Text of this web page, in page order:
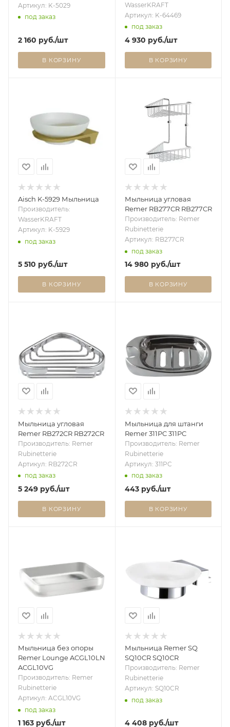
Артикул: K-5029
под заказ
2 160 руб./шт
В КОРЗИНУ
WasserKRAFT
Артикул: K-64469
под заказ
4 930 руб./шт
В КОРЗИНУ
Aisch K-5929 Мыльница
Производитель:
WasserKRAFT
Артикул: K-5929
под заказ
5 510 руб./шт
В КОРЗИНУ
Мыльница угловая
Remer RB277CR RB277CR
Производитель: Remer
Rubinetterie
Артикул: RB277CR
под заказ
14 980 руб./шт
В КОРЗИНУ
Мыльница угловая
Remer RB272CR RB272CR
Производитель: Remer
Rubinetterie
Артикул: RB272CR
под заказ
5 249 руб./шт
В КОРЗИНУ
Мыльница для штанги
Remer 311PC 311PC
Производитель: Remer
Rubinetterie
Артикул: 311PC
под заказ
443руб./шт
В КОРЗИНУ
Мыльница без опоры
Remer Lounge ACGL10LN
ACGL10VG
Производитель: Remer
Rubinetterie
Артикул: ACGL10VG
под заказ
1 163 руб./шт
Мыльница Remer SQ
SQ10CR SQ10CR
Производитель: Remer
Rubinetterie
Артикул: SQ10CR
под заказ
4 408руб./шт